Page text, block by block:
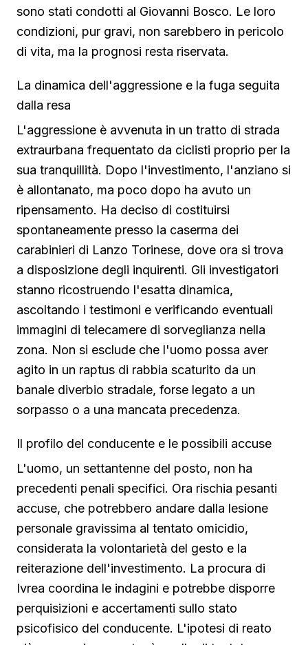
sono stati condotti al Giovanni Bosco. Le loro
condizioni, pur gravi, non sarebbero in pericolo
di vita, ma la prognosi resta riservata.
La dinamica dell'aggressione e la fuga seguita
dalla resa
L'aggressione è avvenuta in un tratto di strada
extraurbana frequentato da ciclisti proprio per la
sua tranquillità. Dopo l'investimento, l'anziano si
è allontanato, ma poco dopo ha avuto un
ripensamento. Ha deciso di costituirsi
spontaneamente presso la caserma dei
carabinieri di Lanzo Torinese, dove ora si trova
a disposizione degli inquirenti. Gli investigatori
stanno ricostruendo l'esatta dinamica,
ascoltando i testimoni e verificando eventuali
immagini di telecamere di sorveglianza nella
zona. Non si esclude che l'uomo possa aver
agito in un raptus di rabbia scaturito da un
banale diverbio stradale, forse legato a un
sorpasso o a una mancata precedenza.
Il profilo del conducente e le possibili accuse
L'uomo, un settantenne del posto, non ha
precedenti penali specifici. Ora rischia pesanti
accuse, che potrebbero andare dalla lesione
personale gravissima al tentato omicidio,
considerata la volontarietà del gesto e la
reiterazione dell'investimento. La procura di
Ivrea coordina le indagini e potrebbe disporre
perquisizioni e accertamenti sullo stato
psicofisico del conducente. L'ipotesi di reato